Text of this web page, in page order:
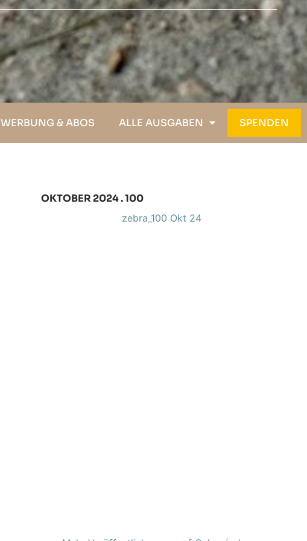
WERBUNG &­ ABOS ALLE AUSGABEN SPENDEN
OKTOBER 2024 . 100
zebra_100 Okt 24